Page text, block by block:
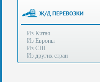
Шереметьево,
Внуково,
также
авиа,
Ж/Д ПЕРЕВОЗКИ
Из Китая
Из Европы
Из СНГ
Из других стран